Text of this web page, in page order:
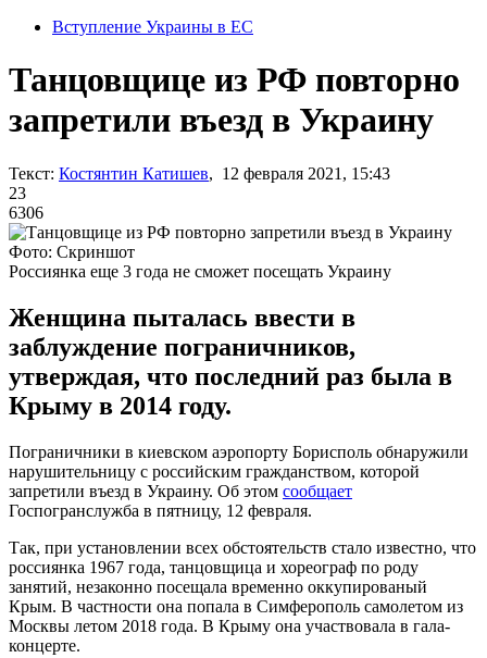
Вступление Украины в ЕС
Танцовщице из РФ повторно
запретили въезд в Украину
Текст: Костянтин Катишев, 12 февраля 2021, 15:43
23
6306
Фото: Скриншот
Россиянка еще 3 года не сможет посещать Украину
Женщина пыталась ввести в
заблуждение пограничников,
утверждая, что последний раз была в
Крыму в 2014 году.
Пограничники в киевском аэропорту Борисполь обнаружили
нарушительницу с российским гражданством, которой
запретили въезд в Украину. Об этом сообщает
Госпогранслужба в пятницу, 12 февраля.
Так, при установлении всех обстоятельств стало известно, что
россиянка 1967 года, танцовщица и хореограф по роду
занятий, незаконно посещала временно оккупированый
Крым. В частности она попала в Симферополь самолетом из
Москвы летом 2018 года. В Крыму она участвовала в гала-
концерте.